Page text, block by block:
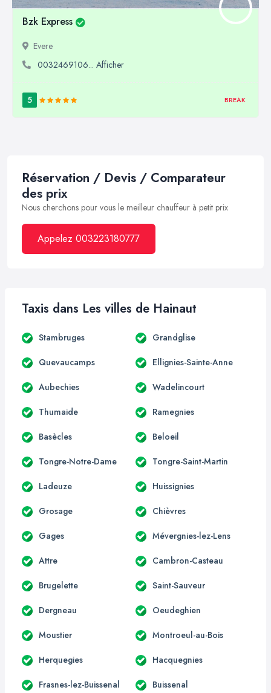
Bzk Express
Evere
0032469106... Afficher
5 BREAK
Réservation / Devis / Comparateur
des prix
Nous cherchons pour vous le meilleur chauffeur à petit prix
Appelez 003223180777
Taxis dans Les villes de Hainaut
Stambruges Grandglise
Quevaucamps Ellignies-Sainte-Anne
Aubechies Wadelincourt
Thumaide Ramegnies
Basècles Beloeil
Tongre-Notre-Dame Tongre-Saint-Martin
Ladeuze Huissignies
Grosage Chièvres
Gages Mévergnies-lez-Lens
Attre Cambron-Casteau
Brugelette Saint-Sauveur
Dergneau Oeudeghien
Moustier Montroeul-au-Bois
Herquegies Hacquegnies
Frasnes-lez-Buissenal Buissenal